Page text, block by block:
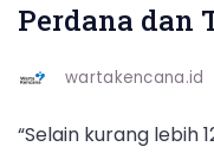
Perdana dan
wartakencana.id
“Selain kurang lebih